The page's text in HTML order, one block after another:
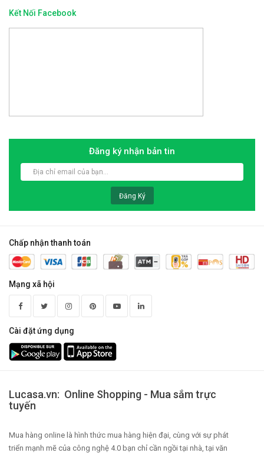
Kết Nối Facebook
Đăng ký nhận bản tin
Đăng Ký
Chấp nhận thanh toán
Mạng xã hội
Cài đặt ứng dụng
Lucasa.vn: Online Shopping - Mua sắm trực
tuyến
Mua hàng online là hình thức mua hàng hiện đại, cùng với sự phát
triển mạnh mẽ của công nghệ 4.0 bạn chỉ cần ngồi tại nhà, tại văn